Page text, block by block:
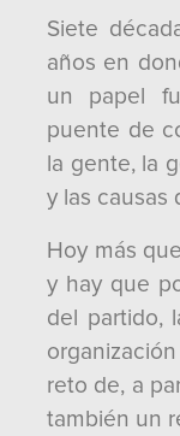
Siete
años en
un papel
puente de
la gente, la
y las causas
Hoy más
y hay que
del partido,
reto de, a
también un